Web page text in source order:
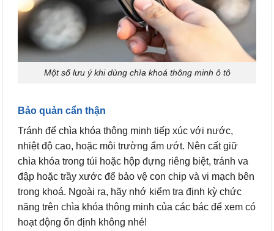
Một số lưu ý khi dùng chìa khoá thông minh ô tô
Bảo quản cẩn thận
Tránh để chìa khóa thông minh tiếp xúc với nước,
nhiệt độ cao, hoặc môi trường ẩm ướt. Nên cất giữ
chìa khóa trong túi hoặc hộp đựng riêng biệt, tránh va
đập hoặc trầy xước để bảo vệ con chip và vi mạch bên
trong khoá. Ngoài ra, hãy nhớ kiểm tra định kỳ chức
năng trên chìa khóa thông minh của các bác để xem có
hoạt động ổn định không nhé!